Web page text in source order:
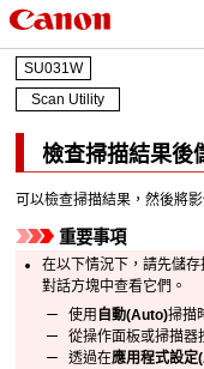
SU031W
Scan Utility
檢查掃描結果後
可以檢查掃描結果，然後將
重要事項
在以下情況下，請先儲
對話方塊中查看它們。
使用 自動(Auto)掃描
從操作面板或掃描器
透過在應用程式設定